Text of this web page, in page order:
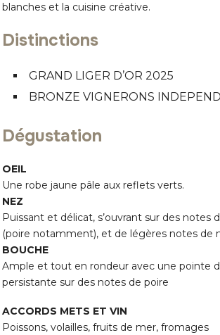
blanches et la cuisine créative.
Distinctions
GRAND LIGER D’OR 2025
BRONZE VIGNERONS
Dégustation
OEIL
Une robe jaune pâle aux reflets verts.
NEZ
Puissant et délicat, s’ouvrant sur des notes
(poire notamment), et de légères notes de
BOUCHE
Ample et tout en rondeur avec une pointe
persistante sur des notes de poire
ACCORDS METS ET VIN
Poissons, volailles, fruits de mer, fromages